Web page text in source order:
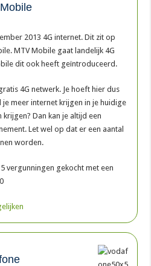
2013 4G internet. Dit zit op
MTV Mobile gaat landelijk 4G
dit ook heeft geïntroduceerd.
4G netwerk. Je hoeft hier dus
je meer internet krijgen in je huidige
Dan kan je altijd een
Let wel op dat er een aantal
worden.
vergunningen gekocht met een